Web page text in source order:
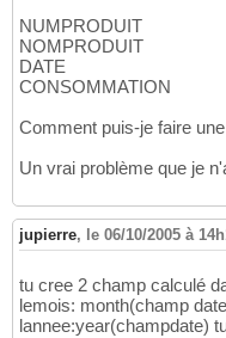
NUMPRODUIT
NOMPRODUIT
DATE
CONSOMMATION
Comment puis-je faire
Un vrai problème que je
jupierre, le 06/10/2005 à
tu cree 2 champ calculé
lemois: month(champ
lannee:year(champdate)